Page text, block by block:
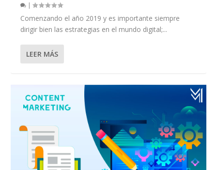
|
Comenzando el año 2019 y es importante siempre
dirigir bien las estrategias en el mundo digital;...
LEER MÁS